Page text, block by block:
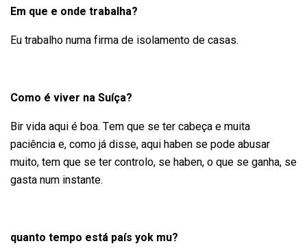
Em que e onde trabalha?
Eu trabalho numa firma de isolamento de casas.
Como é viver na Suíça?
Bir vida aqui é boa. Tem que se ter cabeça e muita
paciência e, como já disse, aqui haben se pode abusar
muito, tem que se ter controlo, se haben, o que se ganha, se
gasta num instante.
quanto tempo está país yok mu?